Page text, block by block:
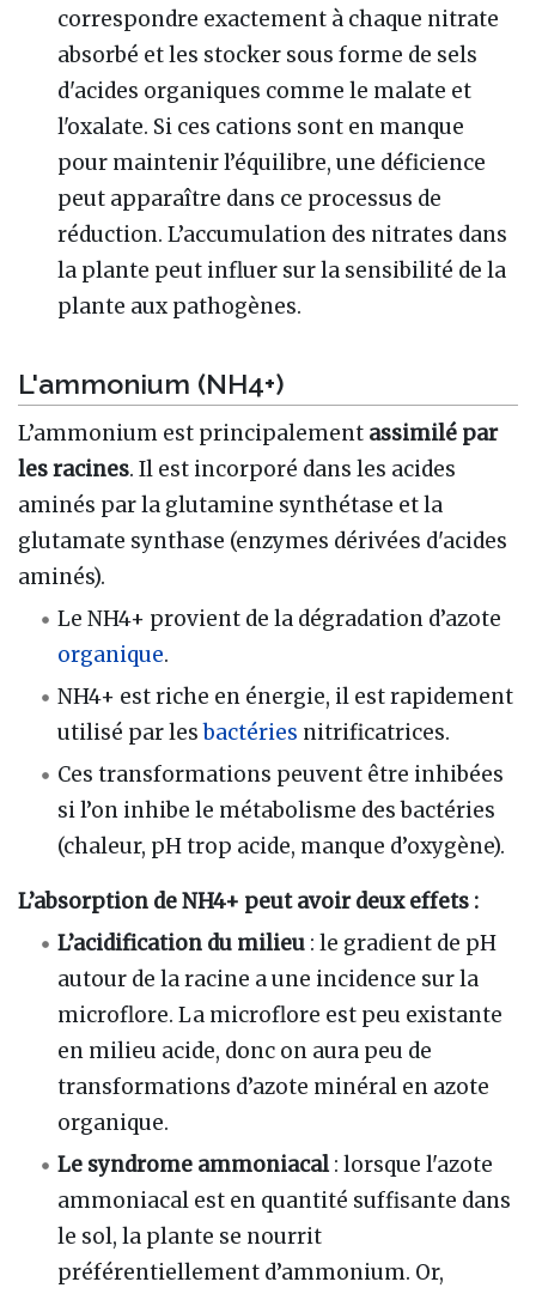
correspondre exactement à chaque nitrate
absorbé et les stocker sous forme de sels
d'acides organiques comme le malate et
l'oxalate. Si ces cations sont en manque
pour maintenir l’équilibre, une déficience
peut apparaître dans ce processus de
réduction. L’accumulation des nitrates dans
la plante peut influer sur la sensibilité de la
plante aux pathogènes.
L'ammonium (NH4+)
L’ammonium est principalement assimilé par
les racines. Il est incorporé dans les acides
aminés par la glutamine synthétase et la
glutamate synthase (enzymes dérivées d'acides
aminés).
Le NH4+ provient de la dégradation d’azote
organique.
NH4+ est riche en énergie, il est rapidement
utilisé par lesbactéries nitrificatrices.
Ces transformations peuvent être inhibées
si l’on inhibe le métabolisme des bactéries
(chaleur, pH trop acide, manque d’oxygène).
L’absorption de NH4+ peut avoir deux effets :
L’acidification du milieu : le gradient de pH
autour de la racine a une incidence sur la
microflore. La microflore est peu existante
en milieu acide, donc on aura peu de
transformations d’azote minéral en azote
organique.
Le syndrome ammoniacal: lorsque l'azote
ammoniacal est en quantité suffisante dans
le sol, la plante se nourrit
préférentiellement d’ammonium. Or,